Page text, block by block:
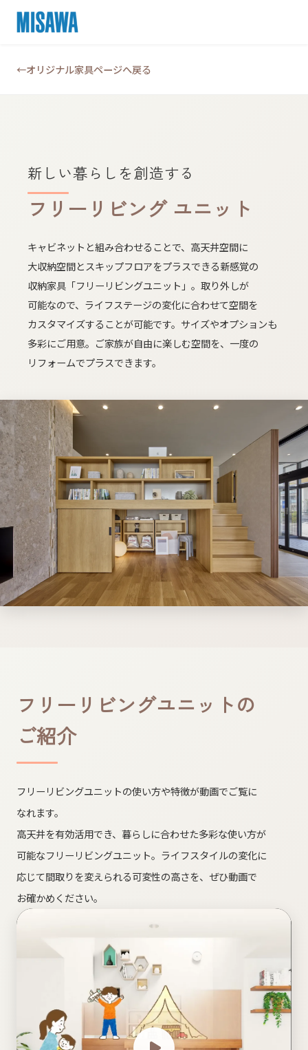
オリジナル家具ページへ​戻る
新しい​暮らしを​創造する
フリーリビング ユニット
キャビネットと​組み合わせる​ことで、​高天井​空間に​
大収納空間と​スキップフロアを​プラスできる​新感覚の​
収納家具​「フリーリビングユニット」。​取り外しが​
可能なので、​ライフステージの​変化に​合わせて​空間を​
カスタマイズする​ことが​可能です。​サイズや​オプションも​
多彩に​ご用意。​ご家族が​自由に​楽しむ​空間を、​一度の​
リフォームで​プラスできます。
フリーリビングユニットの​
ご紹介
フリーリビングユニットの​使い方や​特徴が​動画で​ご覧に​
なれます。
高天井を​有効活用でき、​暮らしに​合わせた​多彩な​使い方が​
可能な​フリーリビングユニット。​ライフスタイルの​変化に​
応じて​間取りを​変えられる​可変性の​高さを、ぜ​ひ動画で​
お確かめください。